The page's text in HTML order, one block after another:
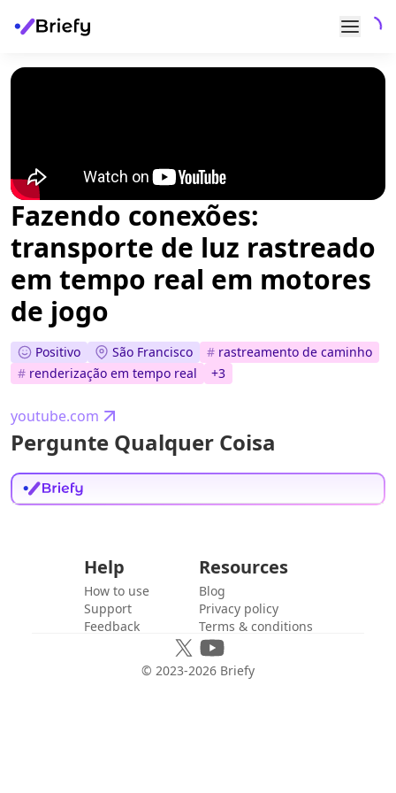
Fazendo conexões:
transporte de luz rastreado
em tempo real em motores
de jogo
Positivo São Francisco # rastreamento de caminho
# renderização em tempo real +3
youtube.com
Pergunte Qualquer Coisa
Help
How to use
Support
Feedback
Resources
Blog
Privacy policy
Terms & conditions
© 2023-2026 Briefy